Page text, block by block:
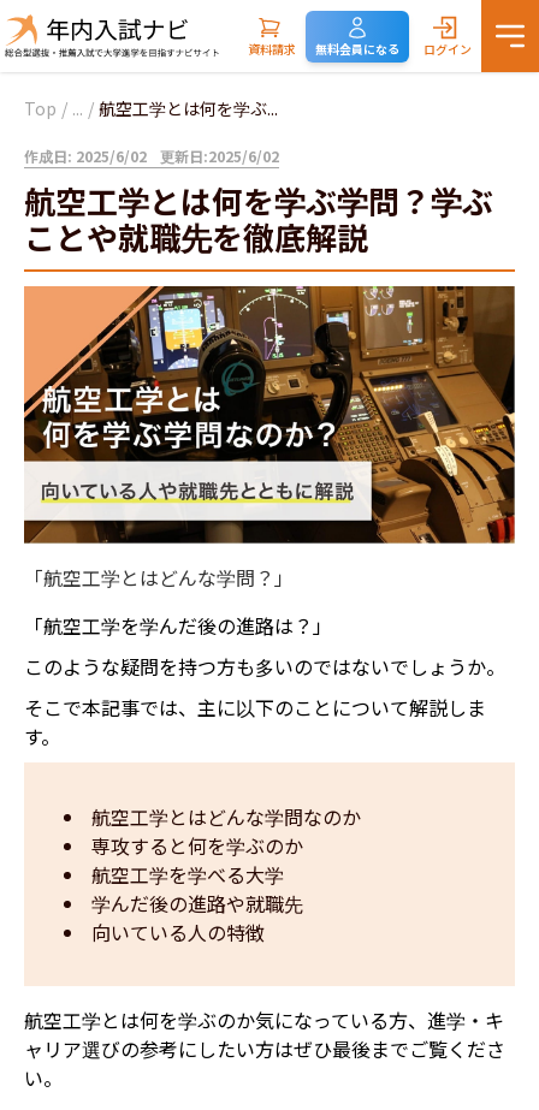
資料請求 無料会員になる ログイン
Top / ... / 航空工学とは何を学ぶ...
作成日: 2025/6/02 更新日:2025/6/02
航空工学とは何を学ぶ学問？学ぶ
ことや就職先を徹底解説
「航空工学とはどんな学問？」
「航空工学を学んだ後の進路は？」
このような疑問を持つ方も多いのではないでしょうか。
そこで本記事では、主に以下のことについて解説しま
す。
航空工学とはどんな学問なのか
専攻すると何を学ぶのか
航空工学を学べる大学
学んだ後の進路や就職先
向いている人の特徴
航空工学とは何を学ぶのか気になっている方、進学・キ
ャリア選びの参考にしたい方はぜひ最後までご覧くださ
い。